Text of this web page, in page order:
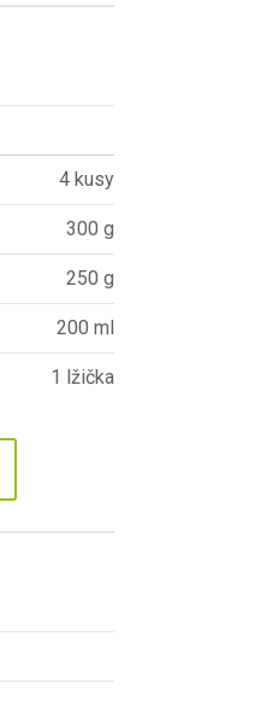
4 kusy
300 g
250 g
200 ml
1 lžička